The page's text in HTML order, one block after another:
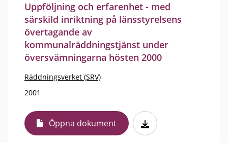
Uppföljning och erfarenhet - med
särskild inriktning på länsstyrelsens
övertagande av
kommunalräddningstjänst under
översvämningarna hösten 2000
Räddningsverket (SRV)
2001
Öppna dokument